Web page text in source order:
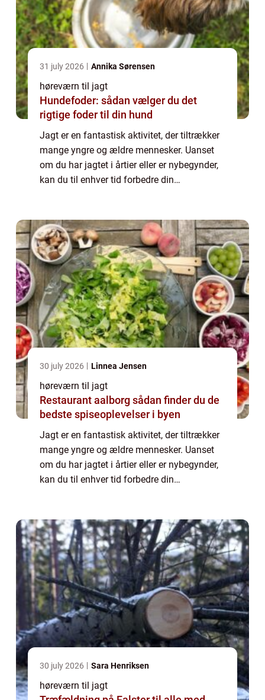
31 july 2026 Annika Sørensen
høreværn til jagt
Hundefoder: sådan vælger du det
rigtige foder til din hund
Jagt er en fantastisk aktivitet, der tiltrækker
mange yngre og ældre mennesker. Uanset
om du har jagtet i årtier eller er nybegynder,
kan du til enhver tid forbedre din
30 july 2026 Linnea Jensen
høreværn til jagt
Restaurant aalborg sådan finder du de
bedste spiseoplevelser i byen
Jagt er en fantastisk aktivitet, der tiltrækker
mange yngre og ældre mennesker. Uanset
om du har jagtet i årtier eller er nybegynder,
kan du til enhver tid forbedre din
30 july 2026 Sara Henriksen
høreværn til jagt